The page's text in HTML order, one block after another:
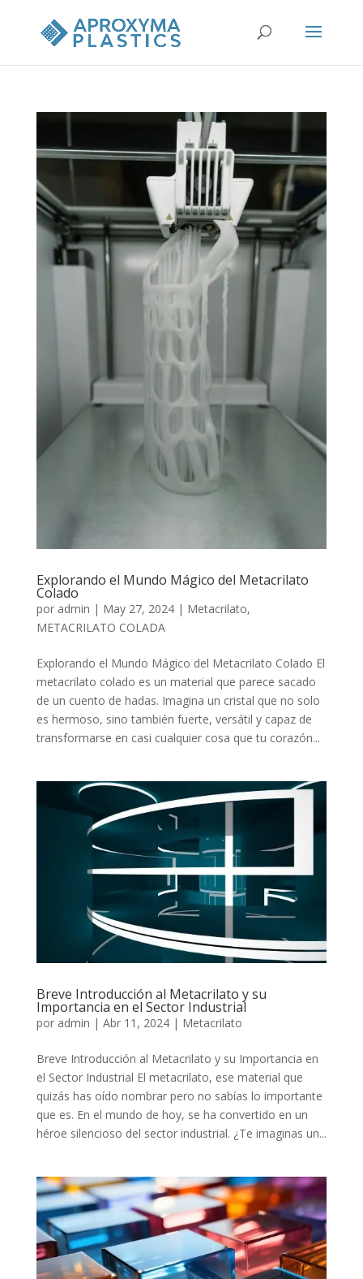
Explorando el Mundo Mágico del Metacrilato
Colado
por admin | May 27, 2024| Metacrilato,
METACRILATO COLADA
Explorando el Mundo Mágico del Metacrilato Colado El
metacrilato colado es un material que parece sacado
de un cuento de hadas. Imagina un cristal que no solo
es hermoso, sino también fuerte, versátil y capaz de
transformarse en casi cualquier cosa que tu corazón...
Breve Introducción al Metacrilato y su
Importancia en el Sector Industrial
por admin | Abr 11, 2024| Metacrilato
Breve Introducción al Metacrilato y su Importancia en
el Sector Industrial El metacrilato, ese material que
quizás has oído nombrar pero no sabías lo importante
que es. En el mundo de hoy, se ha convertido en un
héroe silencioso del sector industrial. ¿Te imaginas un...